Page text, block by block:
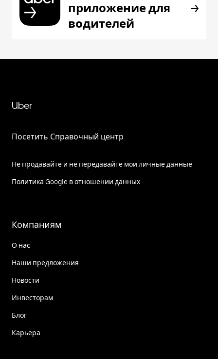
приложение для
водителей
Uber
Посетить Справочный центр
Не продавайте и не передавайте мои личные данные
Политика Google в отношении данных
Компаниям
О нас
Наши предложения
Новости
Инвесторам
Блог
Карьера